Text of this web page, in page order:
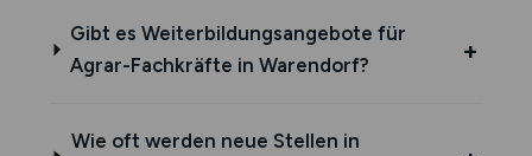
Gibt es Weiterbildungsangebote für
Agrar-Fachkräfte in Warendorf?
Wie oft werden neue Stellen in